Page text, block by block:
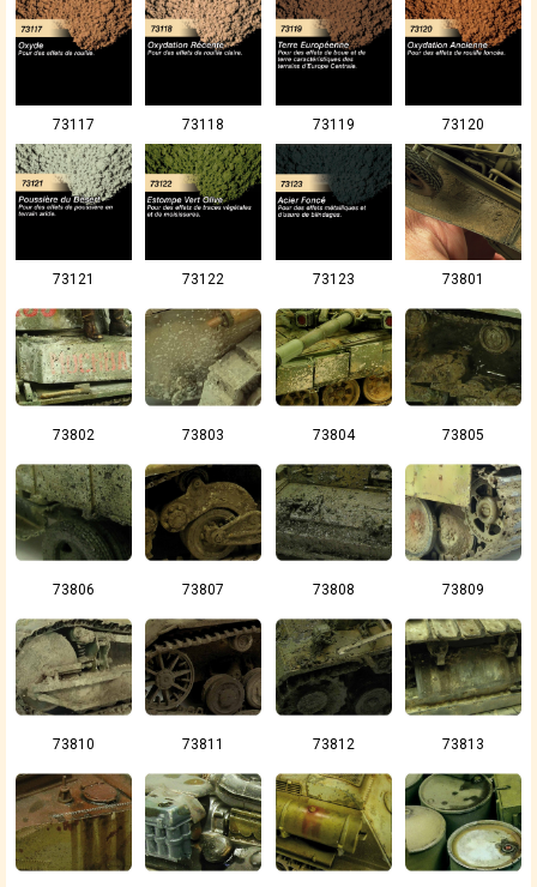
73117 73118 73119 73120
73121 73122 73123 73801
73802 73803 73804 73805
73806 73807 73808 73809
73810 73811 73812 73813